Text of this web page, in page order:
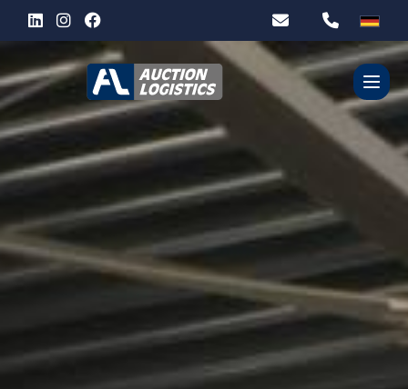
WER SIND WIR?
UNSERE DIENSTLEISTUNGEN
PARTNER